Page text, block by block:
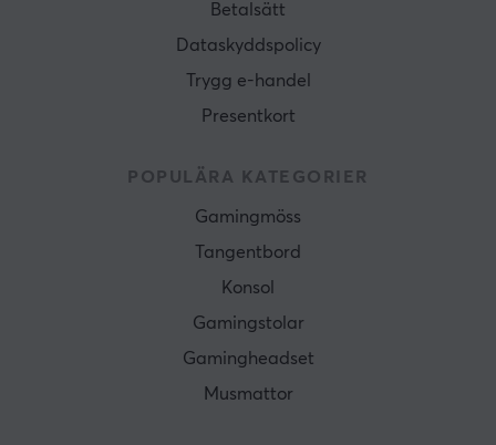
Betalsätt
Dataskyddspolicy
Trygg e-handel
Presentkort
POPULÄRA KATEGORIER
Gamingmöss
Tangentbord
Konsol
Gamingstolar
Gamingheadset
Musmattor